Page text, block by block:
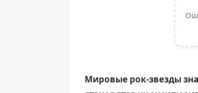
Мировые рок-звезды